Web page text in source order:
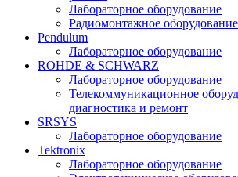
Лабораторное оборудование
Радиомонтажное
Pendulum
Лабораторное оборудование
ROHDE & SCHWARZ
Лабораторное оборудование
Телекоммуникационное
диагностика и ремонт
SRSYS
Лабораторное оборудование
Tektronix
Лабораторное оборудование